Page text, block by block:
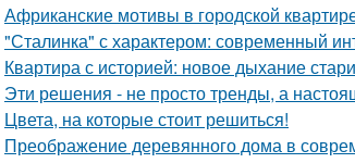
Африканские мотивы в городской
"Сталинка" с характером: современный
Квартира с историей: новое дыхание
Эти решения - не просто тренды, а
Цвета, на которые стоит решиться!
Преображение деревянного дома в